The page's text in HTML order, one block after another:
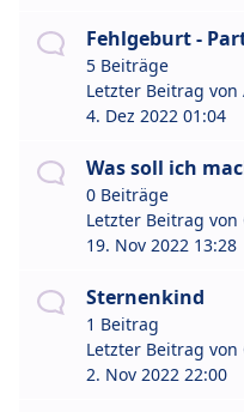
Fehlgeburt -
5 Beiträge
Letzter Beitrag von
4. Dez 2022 01:04
Was soll ich
0 Beiträge
Letzter Beitrag von
19. Nov 2022 13:28
Sternenkind
1 Beitrag
Letzter Beitrag von
2. Nov 2022 22:00